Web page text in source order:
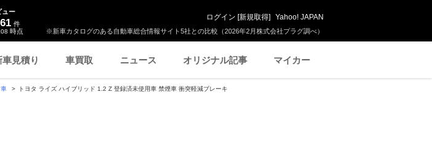
※新車カタログのある自動車総合情報サイト5社との比較（2026年2月株式会社プラグ調べ）
ュー
件
時点
ログイン [新規取得] Yahoo! JAPAN
車見積り 車買取 ニュース オリジナル記事 マイカー
トヨタ ライズ ハイブリッド 1.2 Z 登録済未使用車 禁煙車 衝突軽減ブレーキ